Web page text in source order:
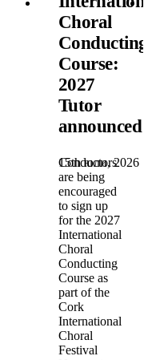
Choral
Conducting
Course:
2027
Tutor
announced!
15th юли, 2026
Conductors
are being
encouraged
to sign up
for the 2027
International
Choral
Conducting
Course as
part of the
Cork
International
Choral
Festival